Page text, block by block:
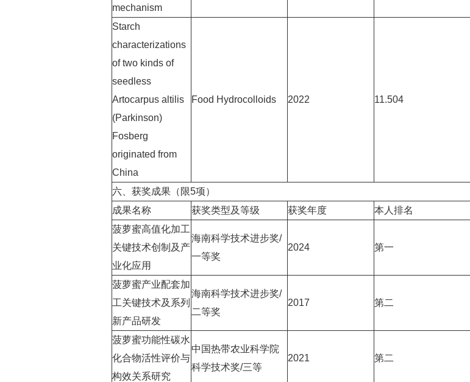
mechanism
Starch
characterizations
of two kinds of
seedless
Artocarpus altilis
(Parkinson)
Fosberg
originated from
China
Food Hydrocolloids 2022 11.504
六、获奖成果（限5项）
成果名称
获奖类型及等级 获奖年度
本人排名
菠萝蜜高值化加工
关键技术创制及产
业化应用
海南科学技术进步奖/
一等奖
2024 第一
菠萝蜜产业配套加
工关键技术及系列
新产品研发
海南科学技术进步奖/
二等奖
2017 第二
菠萝蜜功能性碳水
化合物活性评价与
构效关系研究
中国热带农业科学院
科学技术奖/三等
2021 第二